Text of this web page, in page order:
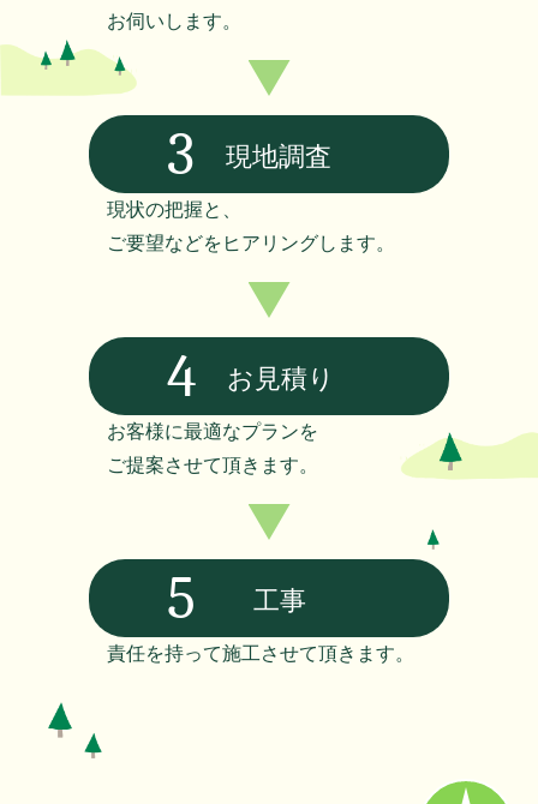
お伺いします。
3 現地調査
現状の把握と、
ご要望などをヒアリングします。
4 お見積り
お客様に最適なプランを
ご提案させて頂きます。
5 工事
責任を持って施工させて頂きます。